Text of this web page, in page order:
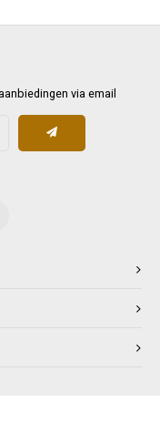
via email